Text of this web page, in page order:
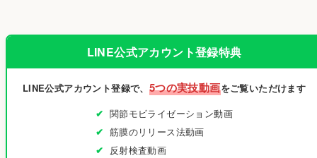
LINE公式アカウント登録特典
LINE公式アカウント登録で、 5つの実技動画をご覧いただけます
関節モビライゼーション動画
筋膜のリリース法動画
反射検査動画